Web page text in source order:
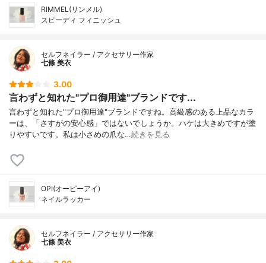
RIMMEL(リンメル)
スピーディ フィニッシュ
セルフネイラー / アクセサリー作家
七條 美衣
3.00
言わずと知れた"プロ御用達"ブランドです...
言わずと知れた"プロ御用達"ブランドですね。高級感のある上品なカラ
ーは、「さすがの安心感」ではないでしょうか。ハケは大きめですが塗
りやすいです。私は小さめの爪な…続きを見る
OPI(オーピーアイ)
ネイルラッカー
セルフネイラー / アクセサリー作家
七條 美衣